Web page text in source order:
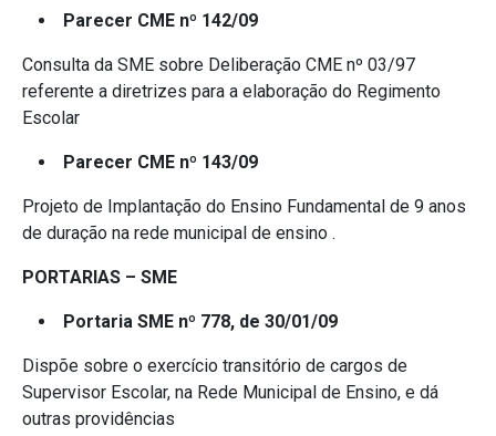
Parecer CME nº 142/09
Consulta da SME sobre Deliberação CME nº 03/97
referente a diretrizes para a elaboração do Regimento
Escolar
Parecer CME nº 143/09
Projeto de Implantação do Ensino Fundamental de 9 anos
de duração na rede municipal de ensino .
PORTARIAS – SME
Portaria SME nº 778, de 30/01/09
Dispõe sobre o exercício transitório de cargos de
Supervisor Escolar, na Rede Municipal de Ensino, e dá
outras providências